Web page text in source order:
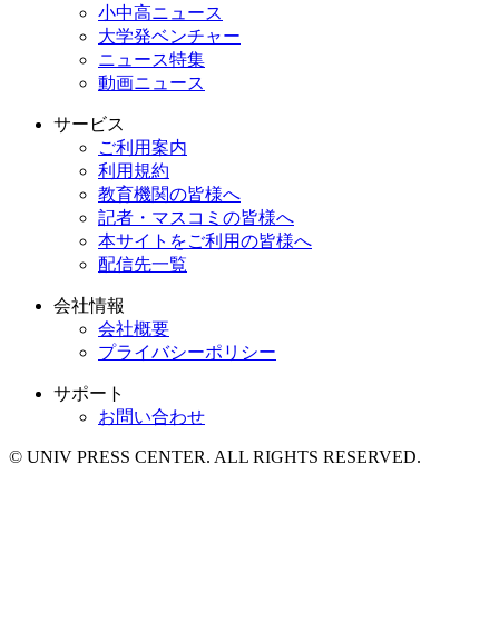
小中高ニュース
大学発ベンチャー
ニュース特集
動画ニュース
サービス
ご利用案内
利用規約
教育機関の皆様へ
記者・マスコミの皆様へ
本サイトをご利用の皆様へ
配信先一覧
会社情報
会社概要
プライバシーポリシー
サポート
お問い合わせ
© UNIV PRESS CENTER. ALL RIGHTS RESERVED.